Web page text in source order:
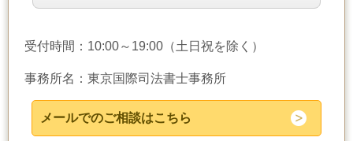
受付時間：10:00～19:00（土日祝を除く）
事務所名：東京国際司法書士事務所
メールでのご相談はこちら